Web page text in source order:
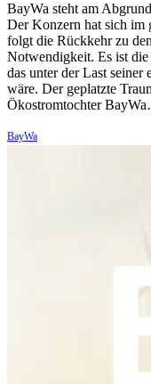
BayWa steht am
Der Konzern hat sich im
folgt die Rückkehr zu
Notwendigkeit. Es ist die
das unter der Last seiner
wäre. Der geplatzte
Ökostromtochter
BayWa